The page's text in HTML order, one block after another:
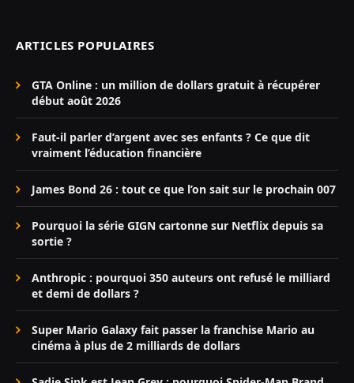
ARTICLES POPULAIRES
GTA Online : un million de dollars gratuit à récupérer
début août 2026
Faut-il parler d’argent avec ses enfants ? Ce que dit
vraiment l’éducation financière
James Bond 26 : tout ce que l’on sait sur le prochain 007
Pourquoi la série GIGN cartonne sur Netflix depuis sa
sortie ?
Anthropic : pourquoi 350 auteurs ont refusé le milliard
et demi de dollars ?
Super Mario Galaxy fait passer la franchise Mario au
cinéma à plus de 2 milliards de dollars